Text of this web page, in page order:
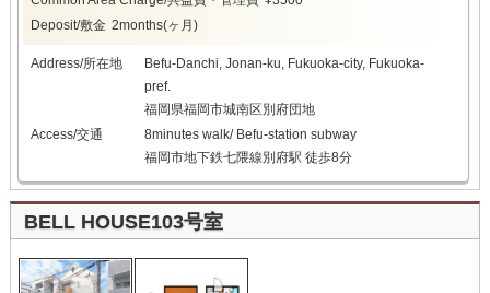
Deposit/敷金 2months(ヶ月)
Address/所在地
Befu-Danchi, Jonan-ku, Fukuoka-city, Fukuoka-
pref.
福岡県福岡市城南区別府団地
Access/交通
8minutes walk/ Befu-station subway
福岡市地下鉄七隈線別府駅 徒歩8分
BELL HOUSE103号室